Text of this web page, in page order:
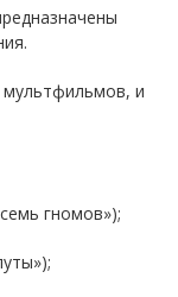
мультфильмов, и
гномов»);